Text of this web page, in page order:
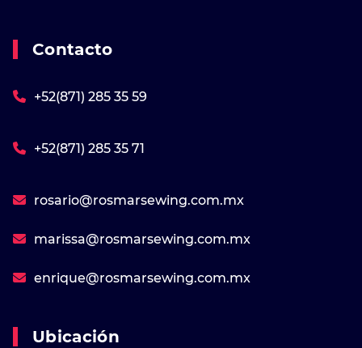
Contacto
+52(871) 285 35 59
+52(871) 285 35 71
rosario@rosmarsewing.com.mx
marissa@rosmarsewing.com.mx
enrique@rosmarsewing.com.mx
Ubicación